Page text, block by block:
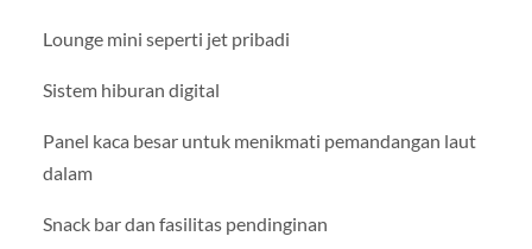
Lounge mini seperti jet pribadi
Sistem hiburan digital
Panel kaca besar untuk menikmati pemandangan laut
dalam
Snack bar dan fasilitas pendinginan